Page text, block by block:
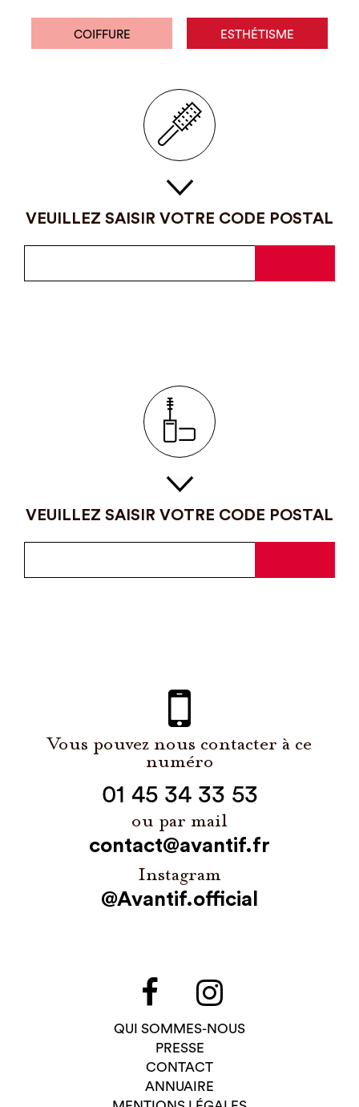
COIFFURE ESTHÉTISME
VEUILLEZ SAISIR VOTRE CODE POSTAL
VEUILLEZ SAISIR VOTRE CODE POSTAL
Vous pouvez nous contacter à ce
numéro
01 45 34 33 53
ou par mail
contact@avantif.fr
Instagram
@Avantif.official
QUI SOMMES-NOUS
PRESSE
CONTACT
ANNUAIRE